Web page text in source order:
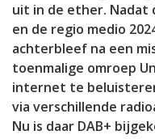
uit in de ether. Nadat
en de regio medio
achterbleef na een
toenmalige omroep
internet te
via verschillende
Nu is daar DAB+